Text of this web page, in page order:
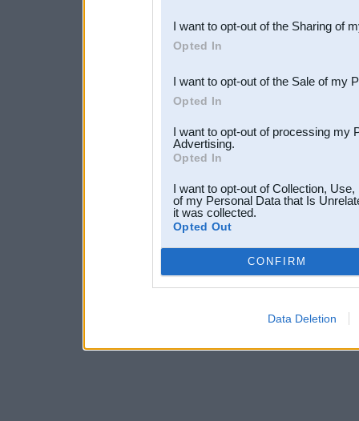
Downstream Participants
third parties.
I want to opt-out of the Sharing of
Opted In
I want to opt-out of the Sale of my
Opted In
I want to opt-out of processing my
Advertising.
Opted In
I want to opt-out of Collection,
of my Personal Data that Is
it was collected.
Opted Out
CONFIRM
Data Deletion